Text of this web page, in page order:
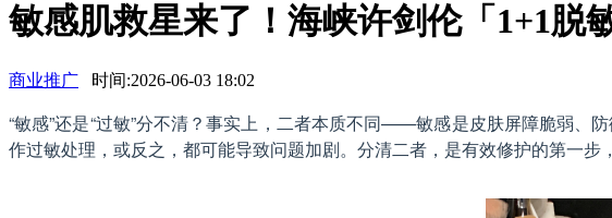
敏感肌救星来了！海峡许剑伦「1+1脱
商业推广 时间:2026-06-03 18:02
“敏感”还是“过敏”分不清？事实上，二者本质不同——敏感是皮肤屏障脆弱、
作过敏处理，或反之，都可能导致问题加剧。分清二者，是有效修护的第一步